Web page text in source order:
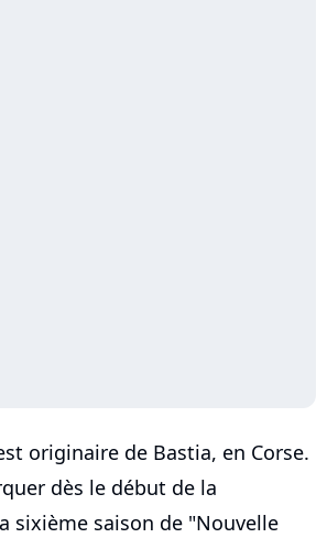
originaire de Bastia, en Corse.
dès le début de la
sixième saison de "Nouvelle